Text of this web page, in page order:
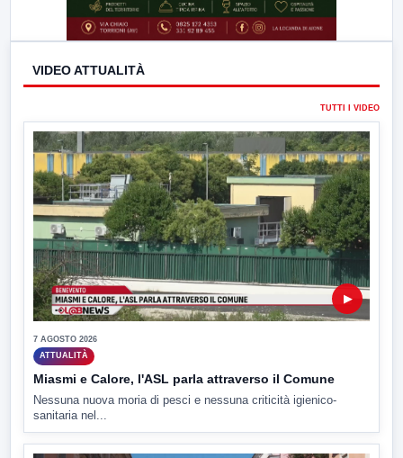
VIDEO ATTUALITÀ
TUTTI I VIDEO
▶
7 AGOSTO 2026
ATTUALITÀ
Miasmi e Calore, l'ASL parla attraverso il Comune
Nessuna nuova moria di pesci e nessuna criticità igienico-
sanitaria nel...